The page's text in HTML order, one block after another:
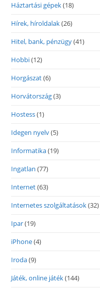
Háztartási gépek(18)
Hírek, híroldalak(26)
Hitel, bank, pénzügy(41)
Hobbi(12)
Horgászat(6)
Horvátország(3)
Hostess(1)
Idegen nyelv(5)
Informatika(19)
Ingatlan (77)
Internet(63)
Internetes szolgáltatások(32)
Ipar(19)
iPhone(4)
Iroda(9)
Játék, online játék(144)